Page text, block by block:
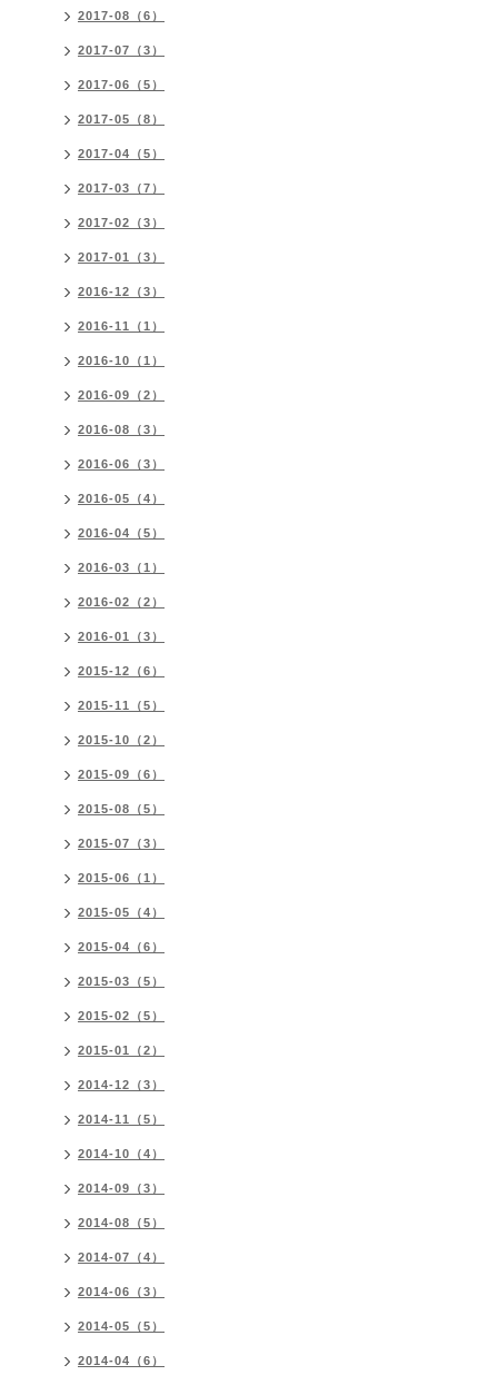
2017-08（6）
2017-07（3）
2017-06（5）
2017-05（8）
2017-04（5）
2017-03（7）
2017-02（3）
2017-01（3）
2016-12（3）
2016-11（1）
2016-10（1）
2016-09（2）
2016-08（3）
2016-06（3）
2016-05（4）
2016-04（5）
2016-03（1）
2016-02（2）
2016-01（3）
2015-12（6）
2015-11（5）
2015-10（2）
2015-09（6）
2015-08（5）
2015-07（3）
2015-06（1）
2015-05（4）
2015-04（6）
2015-03（5）
2015-02（5）
2015-01（2）
2014-12（3）
2014-11（5）
2014-10（4）
2014-09（3）
2014-08（5）
2014-07（4）
2014-06（3）
2014-05（5）
2014-04（6）